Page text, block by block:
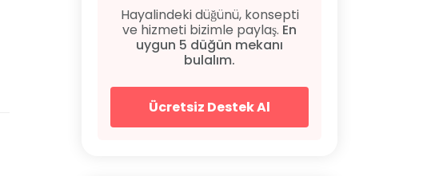
Hayalindeki düğünü, konsepti
ve hizmeti bizimle paylaş. En
uygun 5 düğün mekanı
bulalım.
Ücretsiz Destek Al